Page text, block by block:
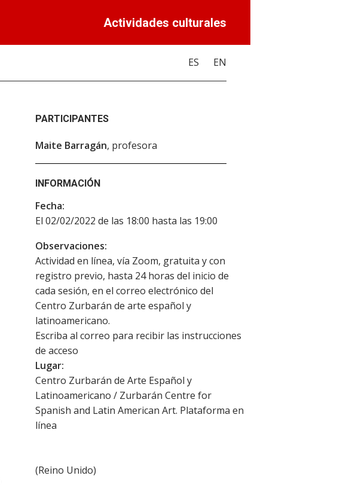
Actividades culturales
ES EN
PARTICIPANTES
Maite Barragán, profesora
INFORMACIÓN
Fecha:
El 02/02/2022 de las 18:00 hasta las 19:00
Observaciones:
Actividad en línea, vía Zoom, gratuita y con
registro previo, hasta 24 horas del inicio de
cada sesión, en el correo electrónico del
Centro Zurbarán de arte español y
latinoamericano.
Escriba al correo para recibir las instrucciones
de acceso
Lugar:
Centro Zurbarán de Arte Español y
Latinoamericano / Zurbarán Centre for
Spanish and Latin American Art. Plataforma en
línea
(Reino Unido)